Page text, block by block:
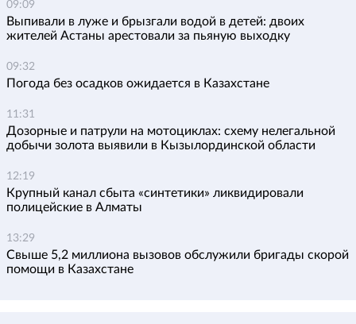
09:09
Выпивали в луже и брызгали водой в детей: двоих
жителей Астаны арестовали за пьяную выходку
09:32
Погода без осадков ожидается в Казахстане
11:31
Дозорные и патрули на мотоциклах: схему нелегальной
добычи золота выявили в Кызылординской области
12:19
Крупный канал сбыта «синтетики» ликвидировали
полицейские в Алматы
13:29
Свыше 5,2 миллиона вызовов обслужили бригады скорой
помощи в Казахстане